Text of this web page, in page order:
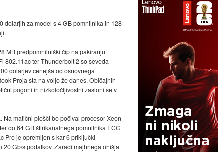
dolarjih za model s 4 GB pomnilnika in 128
MB predpomnilniški čip na pakiranju
802.11ac ter Thunderbolt 2 so seveda
dolarjev cenejša od osnovnega
Proja sta na voljo že danes. Običajnih
pogoni in nizkoločljivostni zasloni se v
matični plošči bo počival procesor Xeon
do 64 GB štirikanalnega pomnilnika ECC
Pro je opremljen s kar 6 priključki
Gb/s podatkov. Zaradi majhnega ohišja